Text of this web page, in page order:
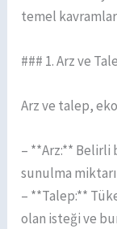
temel
### 1. Arz ve
Arz ve talep,
– **Arz:** Belirli
sunulma
– **Talep:**
olan isteği ve